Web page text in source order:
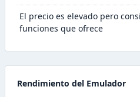
El precio es elevado pero
funciones que ofrece
Rendimiento del Emulador